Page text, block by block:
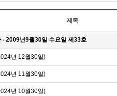
제목
- 2009년9월30일 수요일 제33호
년 12월30일)
년 11월30일)
년 10월30일)